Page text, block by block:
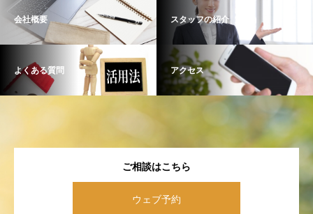
会社概要 スタッフの紹介
よくある質問 アクセス
ご相談はこちら
ウェブ予約